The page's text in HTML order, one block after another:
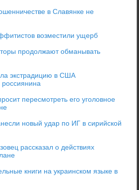
в Славянке не
возместили ущерб
продолжают обманывать
экстрадицию в США
пересмотреть его уголовное
новый удар по ИГ в сирийской
рассказал о действиях
книги на украинском языке в